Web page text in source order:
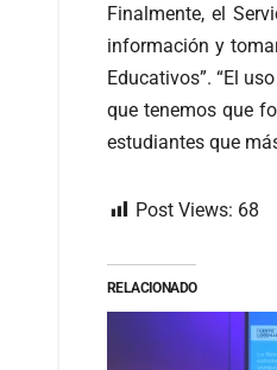
Finalmente, el
información y
Educativos”. “El
que tenemos que
estudiantes que
Post Views: 68
RELACIONADO